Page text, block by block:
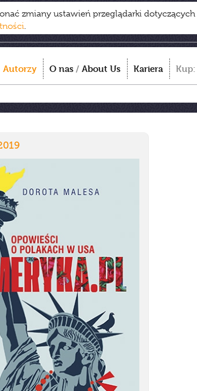
zmiany ustawień przeglądarki dotyczących
.
Autorzy O nas / About Us Kariera Kup: